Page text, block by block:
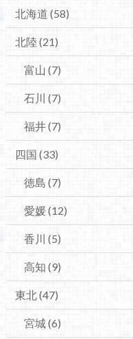
北海道 (58)
北陸 (21)
富山 (7)
石川 (7)
福井(7)
四国 (33)
徳島 (7)
愛媛(12)
香川 (5)
高知 (9)
東北(47)
宮城(6)